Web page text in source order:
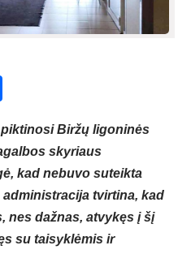
Biržų ligoninės
skyriaus
kad nebuvo suteikta
tvirtina, kad
nes dažnas, atvykęs į šį
su taisyklėmis ir